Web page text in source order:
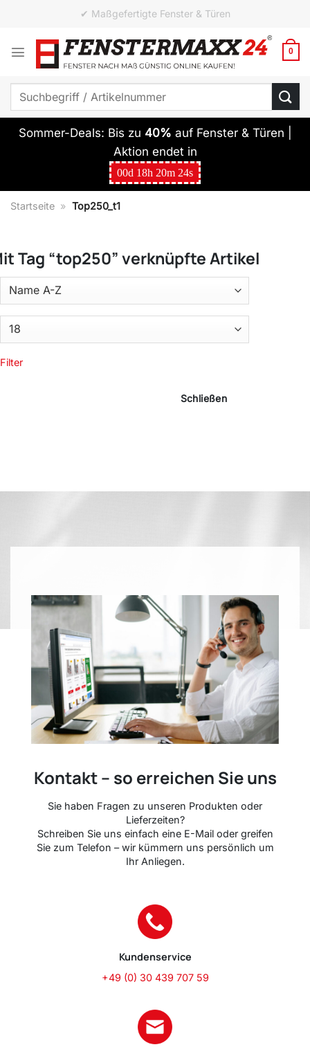
springen
✔ ab 10 Elementen versandkostenfrei
0
Suchen
Sommer-Deals: Bis zu 40% auf Fenster & Türen |
Aktion endet in
00d 18h 20m 24s
Startseite » Top250_t1
Tag “top250” verknüpfte Artikel
Filter
Schließen
Kontakt – so erreichen Sie uns
Sie haben Fragen zu unseren Produkten oder
Lieferzeiten?
Schreiben Sie uns einfach eine E-Mail oder greifen
Sie zum Telefon – wir kümmern uns persönlich um
Ihr Anliegen.
Kundenservice
+49 (0) 30 439 707 59